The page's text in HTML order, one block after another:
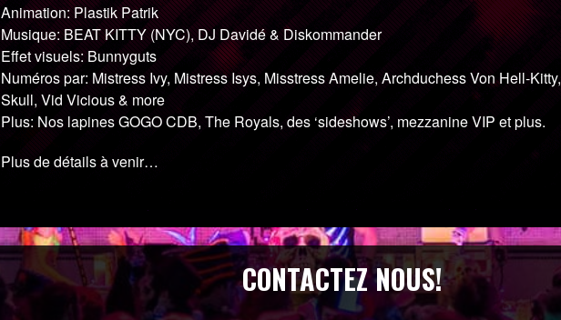
Animation: Plastik Patrik
Musique: BEAT KITTY (NYC), DJ Davidé & Diskommander
Effet visuels: Bunnyguts
Numéros par: Mistress Ivy, Mistress Isys, Misstress Amelie, Archduchess Von Hell-Kitty,
Skull, Vid Vicious & more
Plus: Nos lapines GOGO CDB, The Royals, des ‘sideshows’, mezzanine VIP et plus.
Plus de détails à venir…
CONTACTEZ NOUS!